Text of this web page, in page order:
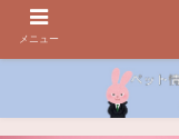
メニュー